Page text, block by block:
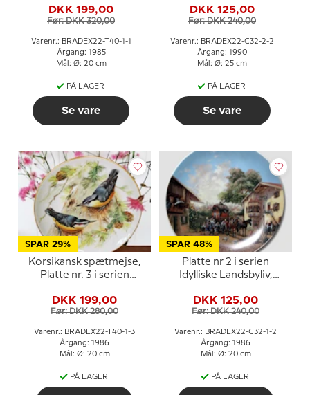
DKK 199,00
Før: DKK 320,00
Varenr.: BRADEX22-T40-1-1
Årgang: 1985
Mål: Ø: 20 cm
PÅ LAGER
Se vare
DKK 125,00
Før: DKK 240,00
Varenr.: BRADEX22-C32-2-2
Årgang: 1990
Mål: Ø: 25 cm
PÅ LAGER
Se vare
SPAR 29%
Korsikansk spætmejse,
Platte nr. 3 i serien
Tirschenreuth
DKK 199,00
Før: DKK 280,00
Varenr.: BRADEX22-T40-1-3
Årgang: 1986
Mål: Ø: 20 cm
PÅ LAGER
SPAR 48%
Platte nr 2 i serien
Idylliske Landsbyliv,
DKK 125,00
Før: DKK 240,00
Varenr.: BRADEX22-C32-1-2
Årgang: 1986
Mål: Ø: 20 cm
PÅ LAGER